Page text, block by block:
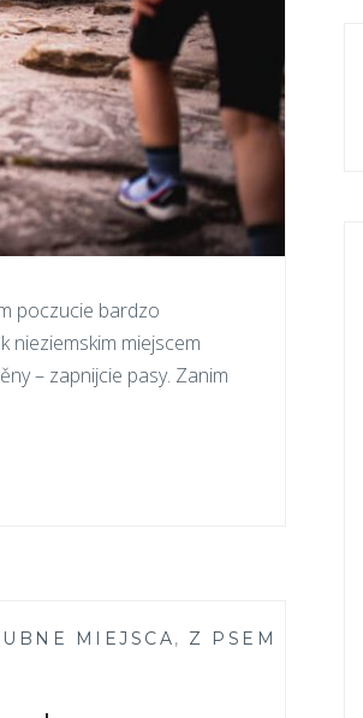
poczucie bardzo
nieziemskim miejscem
– zapnijcie pasy. Zanim
MIEJSCA, Z PSEM